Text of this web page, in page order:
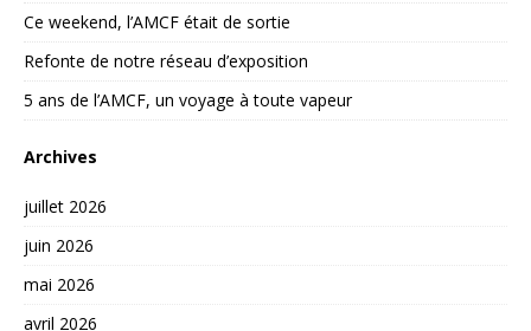
Ce weekend, l’AMCF était de sortie
Refonte de notre réseau d’exposition
5 ans de l’AMCF, un voyage à toute vapeur
Archives
juillet 2026
juin 2026
mai 2026
avril 2026